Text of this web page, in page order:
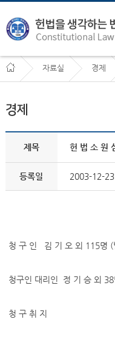
자료실 경제
경제
제목 헌 법 소 원
등록일 2003-12-23
청 구 인 김 기 오 외 115명 (
청구인 대리인 정 기 승 외
청 구 취 지